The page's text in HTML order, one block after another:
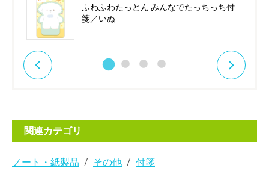
ふわふわたっとん みんなでたっちっち付
箋／いぬ
関連カテゴリ
ノート・紙製品 その他 付箋